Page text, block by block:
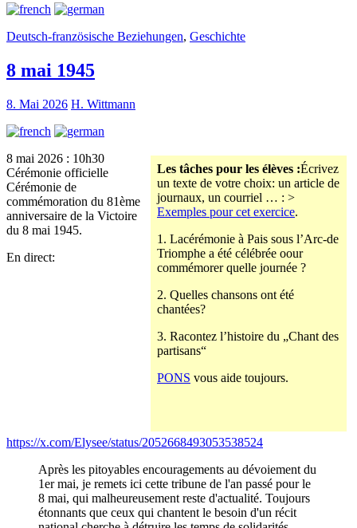
Deutsch-französische Beziehungen, Geschichte
8 mai 1945
8. Mai 2026 H. Wittmann
Les tâches pour les élèves :Écrivez
un texte de votre choix: un article de
journaux, un courriel … : >
Exemples pour cet exercice.
1. Lacérémonie à Pais sous l’Arc-de
Triomphe a été célébrée oour
commémorer quelle journée ?
2. Quelles chansons ont été
chantées?
3. Racontez l’histoire du „Chant des
partisans“
PONS vous aide toujours.
8 mai 2026 : 10h30
Cérémonie officielle
Cérémonie de
commémoration du 81ème
anniversaire de la Victoire
du 8 mai 1945.
En direct:
https://x.com/Elysee/status/2052668493053538524
Après les pitoyables encouragements au dévoiement du
1er mai, je remets ici cette tribune de l'an passé pour le
8 mai, qui malheureusement reste d'actualité. Toujours
étonnants que ceux qui chantent le besoin d'un récit